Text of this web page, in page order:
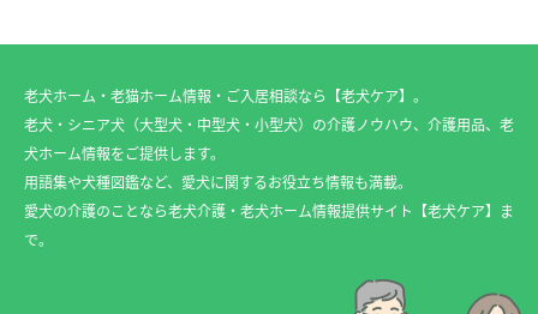
老犬ホーム・老猫ホーム情報・ご入居相談なら【老犬ケア】。
老犬・シニア犬（大型犬・中型犬・小型犬）の介護ノウハウ、介護用品、老
犬ホーム情報をご提供します。
用語集や犬種図鑑など、愛犬に関するお役立ち情報も満載。
愛犬の介護のことなら老犬介護・老犬ホーム情報提供サイト【老犬ケア】ま
で。